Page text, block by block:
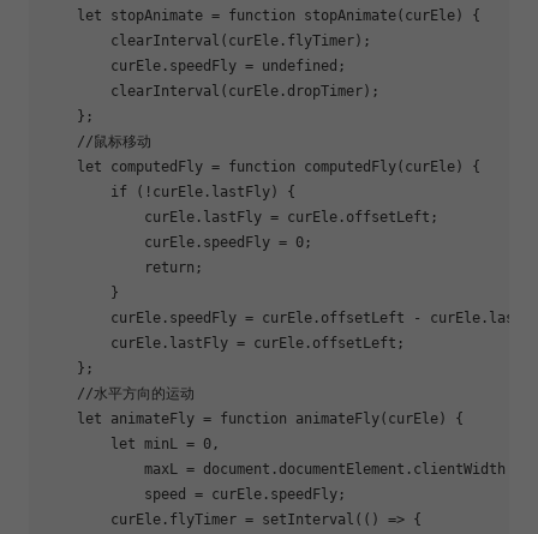
let stopAnimate = function stopAnimate( curEle) {
        clearInterval(curEle.flyTimer);
        curEle.speedFly =
undefined ;
        clearInterval(curEle.dropTimer);
    };
//鼠标移动
let computedFly = function computedFly( curEle) {
if (!curEle.lastFly) {
            curEle.lastFly = curEle.offsetLeft;
            curEle.speedFly =
0 ;
return ;
        }
curEle.speedFly = curEle.offsetLeft -
        curEle.lastFly = curEle.offsetLeft;
    };
//水平方向的运动
let animateFly = function animateFly( curEle) {
let minL = 0 ,
            maxL =
document .documentElement.clientWidth
            speed = curEle.speedFly;
        curEle.flyTimer = setInterval(
() => {